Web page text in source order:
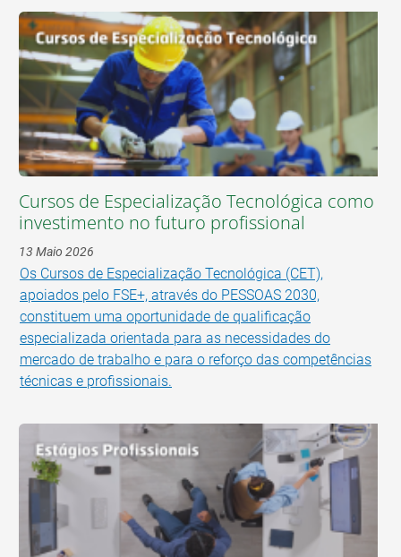
Cursos de Especialização Tecnológica como
investimento no futuro profissional
13 Maio 2026
Os Cursos de Especialização Tecnológica (CET),
apoiados pelo FSE+, através do PESSOAS 2030,
constituem uma oportunidade de qualificação
especializada orientada para as necessidades do
mercado de trabalho e para o reforço das competências
técnicas e profissionais.